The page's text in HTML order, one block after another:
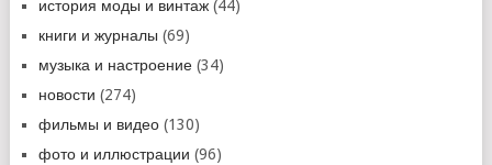
история моды и винтаж(44)
книги и журналы (69)
музыка и настроение(34)
новости (274)
фильмы и видео(130)
фото и иллюстрации (96)